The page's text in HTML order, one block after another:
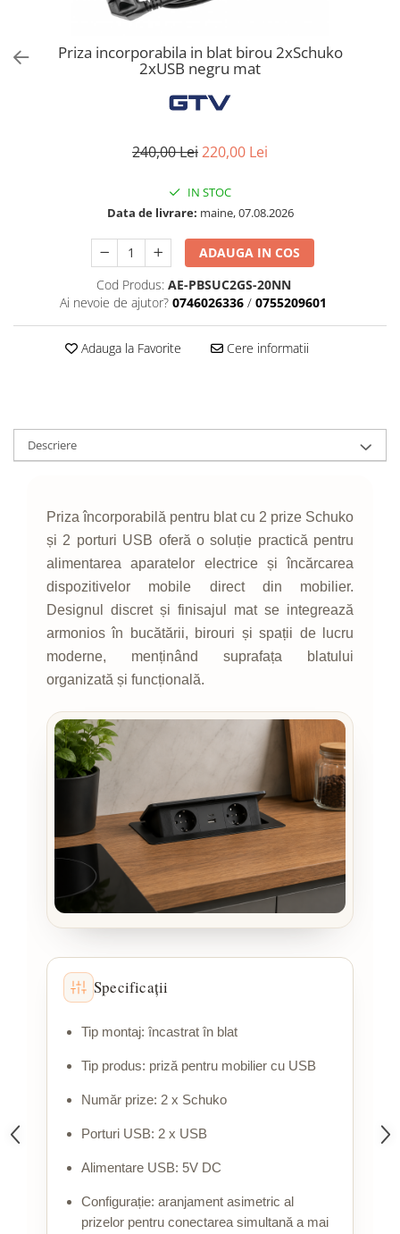
Plinte, antistropi & accesorii
Priza incorporabila in blat birou 2xSchuko
2xUSB negru mat
240,00 Lei220,00 Lei
IN STOC
Data de livrare: maine, 07.08.2026
ADAUGA IN COS
Cod Produs: AE-PBSUC2GS-20NN
Ai nevoie de ajutor? 0746026336 / 0755209601
Adauga la Favorite Cere informatii
Descriere
Priza încorporabilă pentru blat cu 2 prize Schuko
și 2 porturi USB oferă o soluție practică pentru
alimentarea aparatelor electrice și încărcarea
dispozitivelor mobile direct din mobilier.
Designul discret și finisajul mat se integrează
armonios în bucătării, birouri și spații de lucru
moderne, menținând suprafața blatului
organizată și funcțională.
Specificații
Tip montaj: încastrat în blat
Tip produs: priză pentru mobilier cu USB
Număr prize: 2 x Schuko
Porturi USB: 2 x USB
Alimentare USB: 5V DC
Configurație: aranjament asimetric al
prizelor pentru conectarea simultană a mai